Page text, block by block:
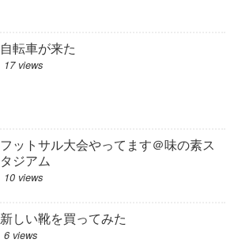
自転車が来た
17 views
フットサル大会やってます＠味の素ス
タジアム
10 views
新しい靴を買ってみた
6 views